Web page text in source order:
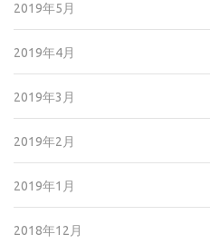
2019年5月
2019年4月
2019年3月
2019年2月
2019年1月
2018年12月